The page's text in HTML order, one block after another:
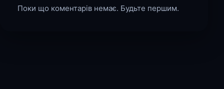
Поки що коментарів немає. Будьте першим.